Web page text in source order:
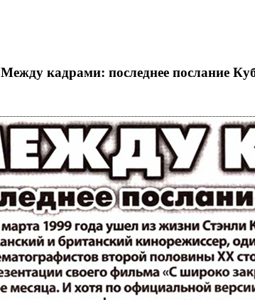
Между кадрами: последнее послание